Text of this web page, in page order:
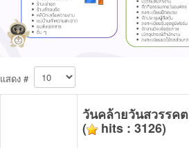
แสดง #
วันคล้ายวันสวรรค
( hits : 3126)